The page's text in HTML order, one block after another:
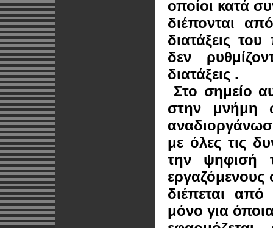
οποίοι κατά
διέπονται
διατάξεις
δεν
διατάξεις .
Στο σημείο
στην μνήμη
με όλες τις
την ψηφισή
εργαζόμενους
διέπεται
μόνο για